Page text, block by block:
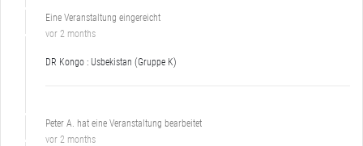
Eine Veranstaltung eingereicht
vor 2 months
DR Kongo : Usbekistan (Gruppe K)
Peter A. hat eine Veranstaltung bearbeitet
vor 2 months